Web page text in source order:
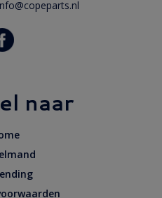
naar